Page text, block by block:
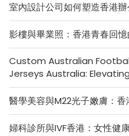
室內設計公司如何塑造香港
影樓與畢業照：香港青春回
Custom Australian
Jerseys Australia:
醫學美容與M22光子嫩膚：
婦科診所與IVF香港：女性健